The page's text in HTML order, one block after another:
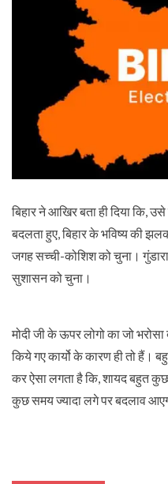
बिहार ने आखिर बता ही दिया कि,
बदलता हुए, बिहार के भविष्य की
जगह सच्ची-कोशिश को चुना।
सुशासन को चुना।
मोदी जी के ऊपर लोगो का जो भरोसा
किये गए कार्यो के कारण ही तो हैं।
कर ऐसा लगता है कि, शायद बहुत
कुछ समय ज्यादा लगे पर बदलाव